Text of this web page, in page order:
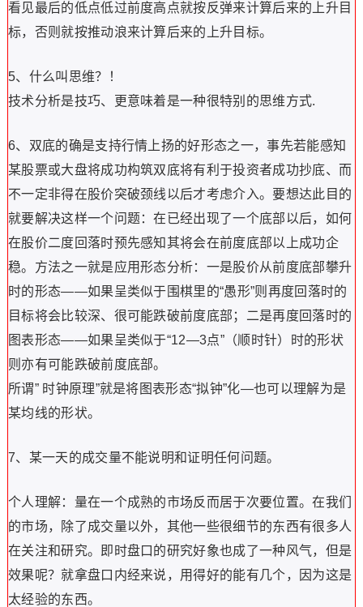
看见最后的低点低过前度高点就按反弹来计算后来的上升目
标，否则就按推动浪来计算后来的上升目标。
5、什么叫思维？！
技术分析是技巧、更意味着是一种很特别的思维方式.
6、双底的确是支持行情上扬的好形态之一，事先若能感知
某股票或大盘将成功构筑双底将有利于投资者成功抄底、而
不一定非得在股价突破颈线以后才考虑介入。要想达此目的
就要解决这样一个问题：在已经出现了一个底部以后，如何
在股价二度回落时预先感知其将会在前度底部以上成功企
稳。方法之一就是应用形态分析：一是股价从前度底部攀升
时的形态——如果呈类似于围棋里的“愚形”则再度回落时的
目标将会比较深、很可能跌破前度底部；二是再度回落时的
图表形态——如果呈类似于“12—3点”（顺时针）时的形状
则亦有可能跌破前度底部。
所谓” 时钟原理”就是将图表形态“拟钟”化—也可以理解为是
某均线的形状。
7、某一天的成交量不能说明和证明任何问题。
个人理解：量在一个成熟的市场反而居于次要位置。在我们
的市场，除了成交量以外，其他一些很细节的东西有很多人
在关注和研究。即时盘口的研究好象也成了一种风气，但是
效果呢？就拿盘口内经来说，用得好的能有几个，因为这是
太经验的东西。